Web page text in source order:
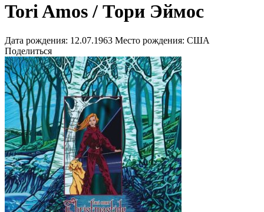
Tori Amos / Тори Эймос
Дата рождения: 12.07.1963 Место рождения: США
Поделиться